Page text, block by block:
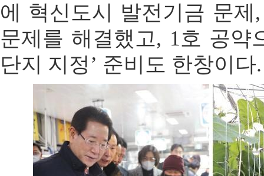
에 혁신도시 발전기금 문제
문제를 해결했고, 1호 공약
단지 지정’ 준비도 한창이다.